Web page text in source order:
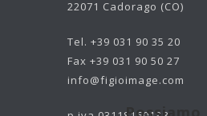
22071 Cadorago (CO)
Tel. +39 031 90 35 20
Fax +39 031 90 50 27
info@figioimage.com
Possiamo